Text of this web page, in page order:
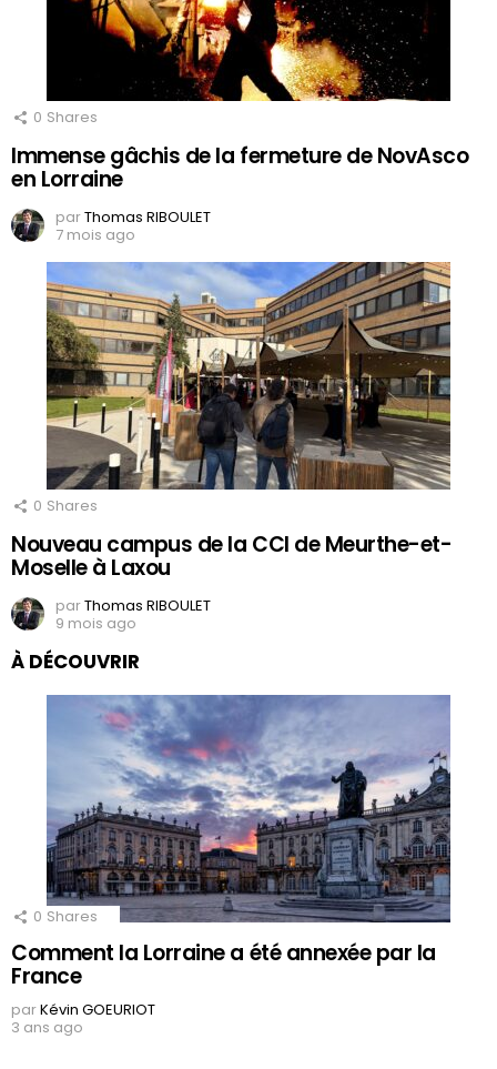
0 Shares
Immense gâchis de la fermeture de NovAsco
en Lorraine
parThomas RIBOULET
7 mois ago
0 Shares
Nouveau campus de la CCI de Meurthe-et-
Moselle à Laxou
parThomas RIBOULET
9 mois ago
À DÉCOUVRIR
0 Shares
Comment la Lorraine a été annexée par la
France
parKévin GOEURIOT
3 ans ago